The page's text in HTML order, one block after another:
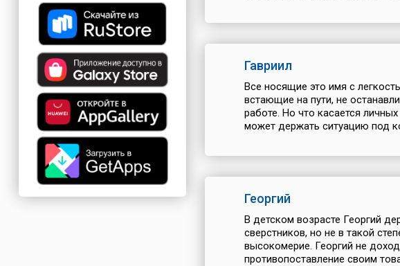
Гавриил
Все носящие это имя с
встающие на пути, не
работе. Но что касается
может держать ситуацию под
Георгий
В детском возрасте Георгий
сверстников, но не в такой
высокомерие. Георгий не
противопоставление своим